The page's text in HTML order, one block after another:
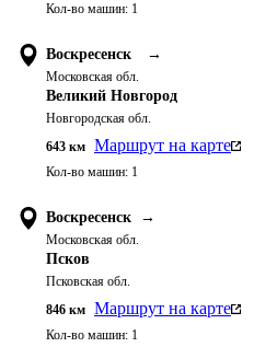
Кол-во машин: 1
Воскресенск →
Московская обл.
Великий Новгород
Новгородская обл.
643 км Маршрут на карте
Кол-во машин: 1
Воскресенск →
Московская обл.
Псков
Псковская обл.
846 км Маршрут на карте
Кол-во машин: 1